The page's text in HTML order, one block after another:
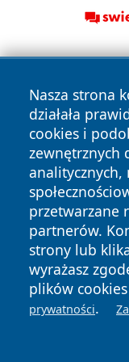
Nasza strona
działała
cookies i
zewnętrznych
przetwarzane
partnerów.
strony lub
wyrażasz
plików
prywatności.
Copyright © 2026 e-
zastrzeżone.
News Autorzy